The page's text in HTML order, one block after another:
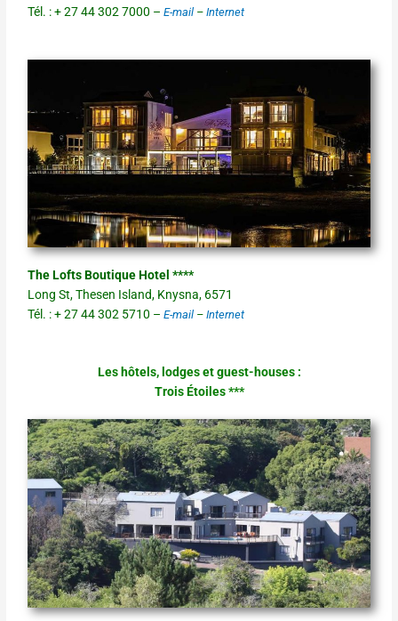
Tél. : + 27 44 302 7000 –E-mail –Internet
The Lofts Boutique Hotel ****
Long St, Thesen Island, Knysna, 6571
Tél. : + 27 44 302 5710 –E-mail –Internet
Les hôtels, lodges et guest-houses :
Trois Étoiles ***